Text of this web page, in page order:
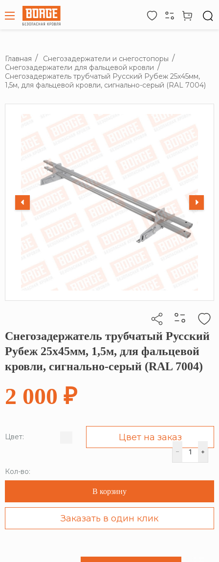
Главная
Снегозадержатели и снегостопоры
Снегозадержатели для фальцевой кровли
Снегозадержатель трубчатый Русский Рубеж 25х45мм,
1,5м, для фальцевой кровли, сигнально-серый (RAL 7004)
Кликните, чтобы скопировать прямую ссылку
Снегозадержатель трубчатый Русский
Рубеж 25х45мм, 1,5м, для фальцевой
кровли, сигнально-серый (RAL 7004)
2 000 ₽
Цвет: Цвет на заказ
Кол-во:
В корзину
Заказать в один клик